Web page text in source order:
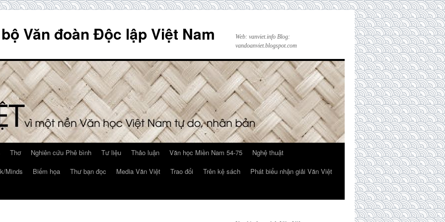
Văn đoàn Độc lập Việt Nam
Web: vanviet.info Blog:
vandoanviet.blogspot.com
Thơ Nghiên cứu Phê bình Tư liệu Thảo luận Văn học Miền Nam 54-75
Nghệ thuật
Minds Biếm họa Thư bạn đọc Media Văn Việt Trao đổi Trên kệ sách
Phát biểu nhận giải Văn Việt